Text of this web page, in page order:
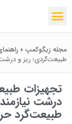
مجله زیگوکمپ »
طبیعت‌گردی؛ ریز و
تجهیزات
درشت
طبیعت‌گرد